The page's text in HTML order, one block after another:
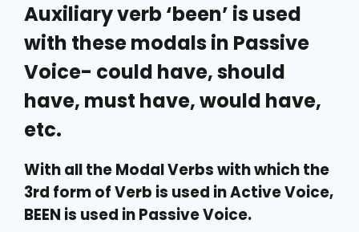
Auxiliary verb ‘been’ is used
with these modals in Passive
Voice- could have, should
have, must have, would have,
etc.
With all the Modal Verbs with which the
3rd form of Verb is used in Active Voice,
BEEN is used in Passive Voice.